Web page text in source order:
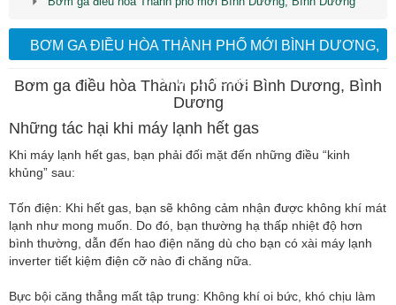
BƠM GA ĐIỀU HÒA THÀNH PHỐ MỚI BÌNH DƯƠNG,
BÌNH DƯƠNG
Bơm ga điều hòa Thành phố mới Bình Dương, Bình
Dương
Những tác hại khi máy lạnh hết gas
Khi máy lạnh hết gas, bạn phải đối mặt đến những điều “kinh
khủng” sau:
Tốn điện: Khi hết gas, bạn sẽ không cảm nhận được không khí mát
lạnh như mong muốn. Do đó, bạn thường hạ thấp nhiệt độ hơn
bình thường, dẫn đến hao điện năng dù cho bạn có xài máy lạnh
inverter tiết kiệm điện cỡ nào đi chăng nữa.
Bực bội căng thẳng mất tập trung: Không khí oi bức, khó chịu làm